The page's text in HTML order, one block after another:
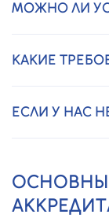
МОЖНО ЛИ
КАКИЕ
ЕСЛИ У НАС